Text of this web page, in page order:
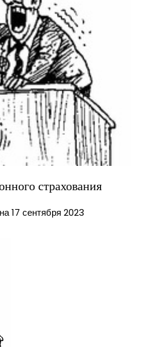
страхования
17 сентября 2023